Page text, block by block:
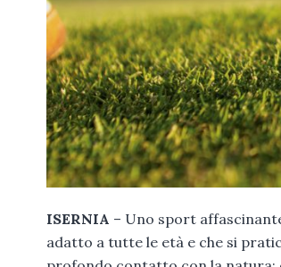
ISERNIA – Uno sport
adatto a tutte le età e che si